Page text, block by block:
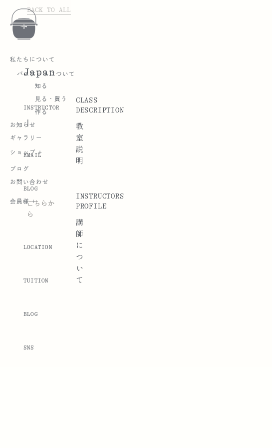
私たちについて
バスケットについて
知る
見る・買う
作る
お知らせ
ギャラリー
ショップ +
ブログ
お問い合わせ
会員様 +
BACK TO ALL
Japan
INSTRUCTOR
|
EMAIL
BLOG
こちらか
ら
LOCATION
TUITION
BLOG
SNS
CLASS
DESCRIPTION
教
室
説
明
INSTRUCTORS
PROFILE
講
師
に
つ
い
て